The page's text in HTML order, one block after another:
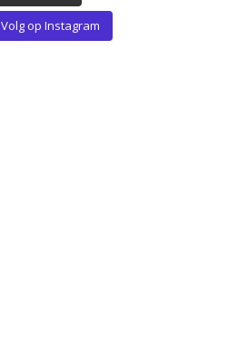
Volg op Instagram